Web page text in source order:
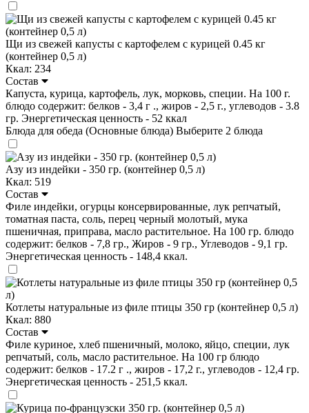
Щи из свежей капусты с картофелем с курицей 0.45 кг
(контейнер 0,5 л)
Ккал: 234
Состав
Капуста, курица, картофель, лук, морковь, специи. На 100 г.
блюдо содержит: белков - 3,4 г ., жиров - 2,5 г., углеводов - 3.8
гр. Энергетическая ценность - 52 ккал
Блюда для обеда (Основные блюда) Выберите 2 блюда
Азу из индейки - 350 гр. (контейнер 0,5 л)
Ккал: 519
Состав
Филе индейки, огурцы консервированные, лук репчатый,
томатная паста, соль, перец черный молотый, мука
пшеничная, приправа, масло растительное. На 100 гр. блюдо
содержит: белков - 7,8 гр., Жиров - 9 гр., Углеводов - 9,1 гр.
Энергетическая ценность - 148,4 ккал.
Котлеты натуральные из филе птицы 350 гр (контейнер 0,5 л)
Ккал: 880
Состав
Филе куриное, хлеб пшеничный, молоко, яйцо, специи, лук
репчатый, соль, масло растительное. На 100 гр блюдо
содержит: белков - 17.2 г ., жиров - 17,2 г., углеводов - 12,4 гр.
Энергетическая ценность - 251,5 ккал.